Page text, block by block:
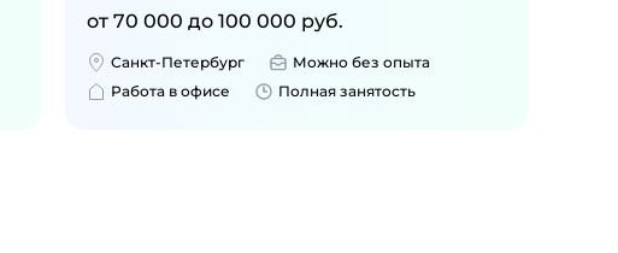
от 70 000 до 100 000 руб.
Санкт-Петербург
Можно без опыта
Работа в офисе
Полная занятость